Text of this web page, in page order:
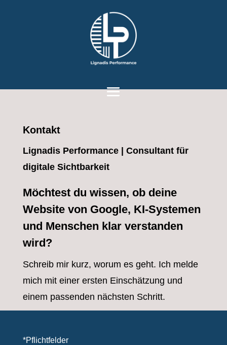
Kontakt
Lignadis Performance | Consultant für
digitale Sichtbarkeit
Möchtest du wissen, ob deine
Website von Google, KI-Systemen
und Menschen klar verstanden
wird?
Schreib mir kurz, worum es geht. Ich melde
mich mit einer ersten Einschätzung und
einem passenden nächsten Schritt.
*Pflichtfelder